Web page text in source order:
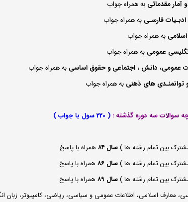
آمار مقدماتیبه همراه جواب
ادبـیات فارسـیبه همراه جواب
به همراه جواب
عمومیبه همراه جواب
عمومی، دانش ، اجتماعی و حقوق اساسیبه همراه جواب
های ذهنیبه همراه جواب
(
بین تمام رشته ها )سال ۸۴
همراه با پاسخ
بین تمام رشته ها )سال ۸۶
همراه با پاسخ
بین تمام رشته ها )سال ۸۹
همراه با پاسخ
معارف اسلامی، اطلاعات عمومی و سیاسی، ریاضی، کامپیوتر، زبان